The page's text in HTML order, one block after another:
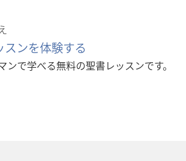
スンを体験する
ンで学べる無料の聖書レッスンです。